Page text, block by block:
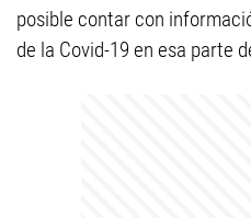
posible contar con
de la Covid-19 en esa parte